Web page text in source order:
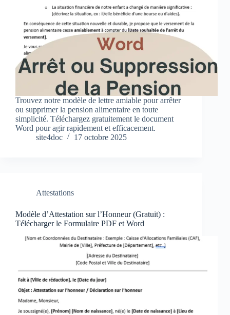
Trouvez notre modèle de lettre amiable pour arrêter
ou supprimer la pension alimentaire en toute
simplicité. Téléchargez gratuitement le document
Word pour agir rapidement et efficacement.
site4doc
17 octobre 2025
Attestations
Modèle d’Attestation sur l’Honneur (Gratuit) :
Télécharger le Formulaire PDF et Word